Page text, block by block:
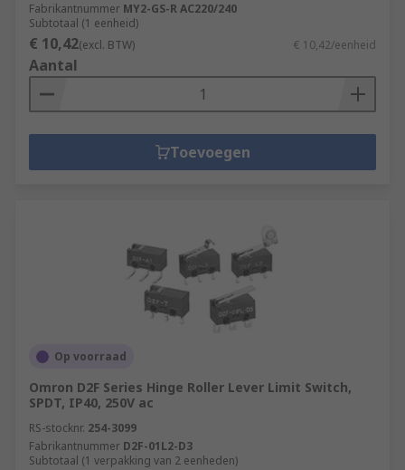
Fabrikantnummer MY2-GS-R AC220/240
Subtotaal (1 eenheid)
€ 10,42(excl. BTW) € 10,42/eenheid
Aantal
Toevoegen
Op voorraad
Omron D2F Series Hinge Roller Lever Limit Switch,
SPDT, IP40, 250V ac
RS-stocknr. 254-3099
Fabrikantnummer D2F-01L2-D3
Subtotaal (1 verpakking van 2 eenheden)